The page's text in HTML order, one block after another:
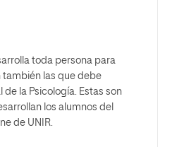
toda persona para
también las que debe
la Psicología. Estas son
los alumnos del
de UNIR.